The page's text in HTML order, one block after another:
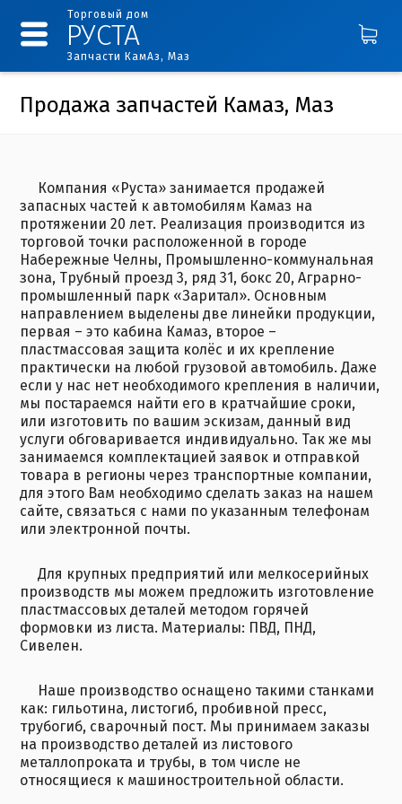
Торговый дом
РУСТА
Запчасти КамАз, Маз
Продажа запчастей Камаз, Маз
Компания «Руста» занимается продажей
запасных частей к автомобилям Камаз на
протяжении 20 лет. Реализация производится из
торговой точки расположенной в городе
Набережные Челны, Промышленно-коммунальная
зона, Трубный проезд 3, ряд 31, бокс 20, Аграрно-
промышленный парк «Заритал». Основным
направлением выделены две линейки продукции,
первая – это кабина Камаз, второе –
пластмассовая защита колёс и их крепление
практически на любой грузовой автомобиль. Даже
если у нас нет необходимого крепления в наличии,
мы постараемся найти его в кратчайшие сроки,
или изготовить по вашим эскизам, данный вид
услуги обговаривается индивидуально. Так же мы
занимаемся комплектацией заявок и отправкой
товара в регионы через транспортные компании,
для этого Вам необходимо сделать заказ на нашем
сайте, связаться с нами по указанным телефонам
или электронной почты.
Для крупных предприятий или мелкосерийных
производств мы можем предложить изготовление
пластмассовых деталей методом горячей
формовки из листа. Материалы: ПВД, ПНД,
Сивелен.
Наше производство оснащено такими станками
как: гильотина, листогиб, пробивной пресс,
трубогиб, сварочный пост. Мы принимаем заказы
на производство деталей из листового
металлопроката и трубы, в том числе не
относящиеся к машиностроительной области.